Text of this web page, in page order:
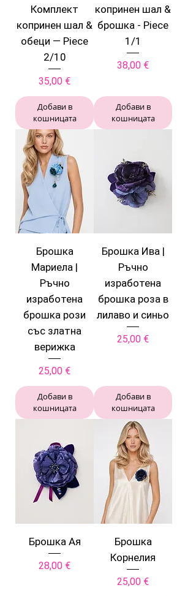
Комплект
копринен шал &
обеци — Piece
2/10
Цена
35,00 €
Добави в
кошницата
копринен шал &
брошка - Piece
1/1
Цена
38,00 €
Добави в
кошницата
Брошка
Мариела |
Ръчно
изработена
брошка рози
със златна
верижка
Цена
25,00 €
Добави в
кошницата
Брошка Ива |
Ръчно
изработена
брошка роза в
лилаво и синьо
Цена
25,00 €
Добави в
кошницата
Брошка Ая
Цена
28,00 €
Брошка
Корнелия
Цена
25,00 €